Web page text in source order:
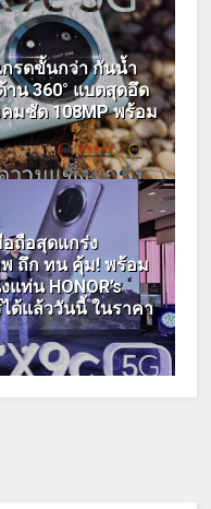
กรดขั้นกว่า กันน้ำ
น 360° แบตสุดอึด
คมชัด 108MP พร้อม
อถือสุดแกร่ง
พ ถึก ทน คุ้ม! พร้อม
แท่น HONOR’s
ด้แล้ววันนี้ ในราคา